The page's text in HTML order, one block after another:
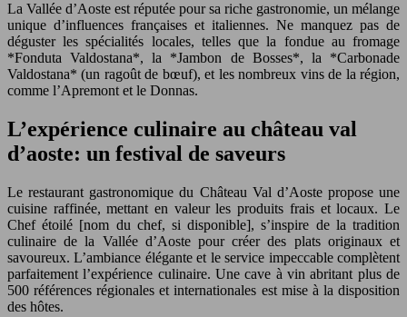
La Vallée d’Aoste est réputée pour sa riche gastronomie, un mélange
unique d’influences françaises et italiennes. Ne manquez pas de
déguster les spécialités locales, telles que la fondue au fromage
*Fonduta Valdostana*, la *Jambon de Bosses*, la *Carbonade
Valdostana* (un ragoût de bœuf), et les nombreux vins de la région,
comme l’Apremont et le Donnas.
L’expérience culinaire au château val
d’aoste: un festival de saveurs
Le restaurant gastronomique du Château Val d’Aoste propose une
cuisine raffinée, mettant en valeur les produits frais et locaux. Le
Chef étoilé [nom du chef, si disponible], s’inspire de la tradition
culinaire de la Vallée d’Aoste pour créer des plats originaux et
savoureux. L’ambiance élégante et le service impeccable complètent
parfaitement l’expérience culinaire. Une cave à vin abritant plus de
500 références régionales et internationales est mise à la disposition
des hôtes.